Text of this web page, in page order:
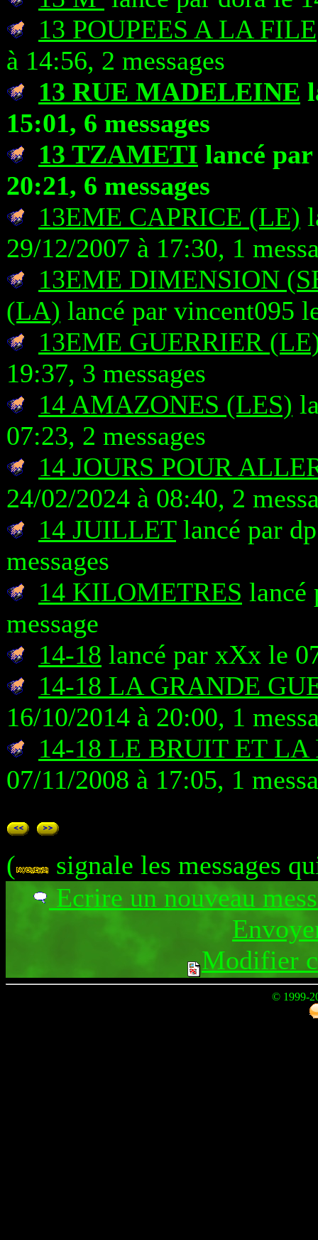
13 POUPEES A LA FILE
à 14:56, 2 messages
13 RUE MADELEINE
15:01, 6 messages
13 TZAMETI lancé
20:21, 6 messages
13EME CAPRICE (LE)
29/12/2007 à 17:30, 1
13EME DIMENSION
(LA) lancé par vincent095
13EME GUERRIER
19:37, 3 messages
14 AMAZONES (LES)
07:23, 2 messages
14 JOURS POUR
24/02/2024 à 08:40, 2
14 JUILLETlancé par
messages
14 KILOMETRES lancé
message
14-18 lancé par xXx le
14-18 LA GRANDE
16/10/2014 à 20:00, 1
14-18 LE BRUIT ET LA
07/11/2008 à 17:05, 1
(
signale les messages
Ecrire un nouveau
Modifier
© 1999-